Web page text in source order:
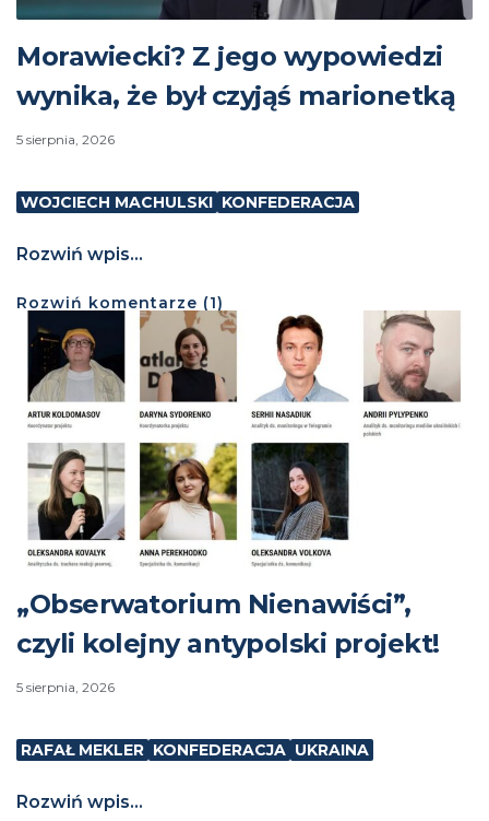
Morawiecki? Z jego wypowiedzi
wynika, że był czyjąś marionetką
5 sierpnia, 2026
WOJCIECH MACHULSKI KONFEDERACJA
Rozwiń wpis...
Rozwiń komentarze (1)
„Obserwatorium Nienawiści”,
czyli kolejny antypolski projekt!
5 sierpnia, 2026
RAFAŁ MEKLER KONFEDERACJA UKRAINA
Rozwiń wpis...